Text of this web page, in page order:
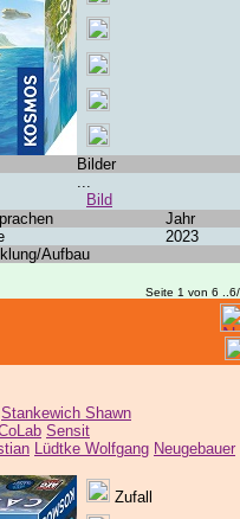
Bilder
...
Bild
Jahr
2023
Aufbau
Seite 1 von 6
Stankewich Shawn
Sensit
Lüdtke Wolfgang Neugebauer
Zufall